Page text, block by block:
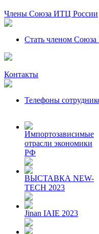
Члены Союза ИТЦ России
Стать членом
Контакты
Телефоны
Импортозависимые
отрасли экономики
РФ
ВЫСТАВКА NEW-
TECH 2023
Jinan IAIE 2023